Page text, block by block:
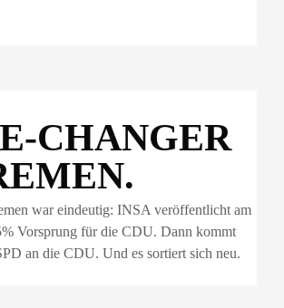
CHANGER
war eindeutig: INSA veröffentlicht am
Vorsprung für die CDU. Dann kommt
an die CDU. Und es sortiert sich neu.